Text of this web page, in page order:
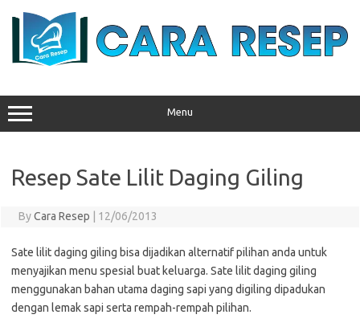
Menu
Resep Sate Lilit Daging Giling
ByCara Resep 12/06/2013
Sate lilit daging giling bisa dijadikan alternatif pilihan anda untuk
menyajikan menu spesial buat keluarga. Sate lilit daging giling
menggunakan bahan utama daging sapi yang digiling dipadukan
dengan lemak sapi serta rempah-rempah pilihan.